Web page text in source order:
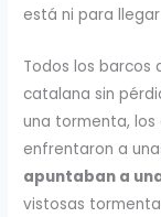
está ni para
Todos los barcos
catalana sin
una tormenta,
enfrentaron a
apuntaban a
vistosas